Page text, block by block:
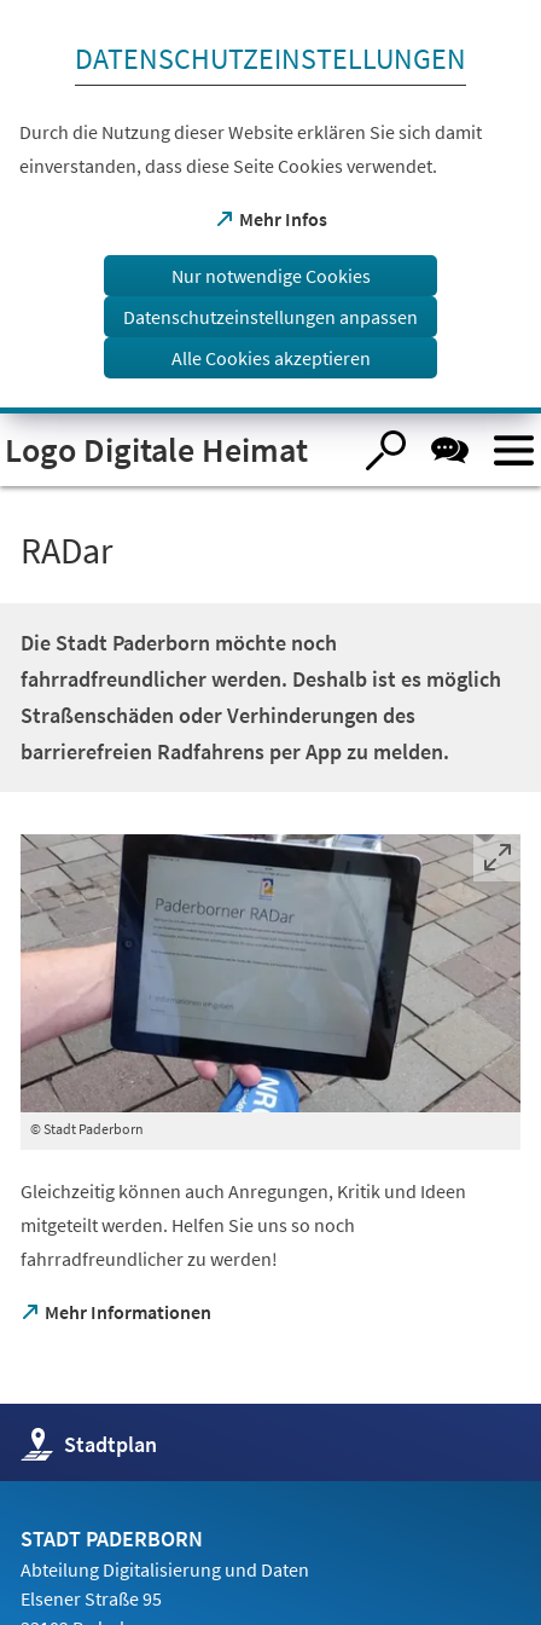
Visuelle
Assistenzsoftware
öffnen.
DATENSCHUTZEINSTELLUNGEN
Durch die Nutzung dieser Website erklären Sie sich damit
einverstanden, dass diese Seite Cookies verwendet.
Mehr Infos
(Öffnet
einem
Tab)
Nur notwendige Cookies
Datenschutzeinstellungen anpassen
Alle Cookies akzeptieren
Logo Digitale Heimat
RADar
Die Stadt Paderborn möchte noch
fahrradfreundlicher werden. Deshalb ist es möglich
Straßenschäden oder Verhinderungen des
barrierefreien Radfahrens per App zu melden.
© Stadt Paderborn
Gleichzeitig können auch Anregungen, Kritik und Ideen
mitgeteilt werden. Helfen Sie uns so noch
fahrradfreundlicher zu werden!
Mehr Informationen
(Öffnet
Tab)
Stadtplan
(Öffnet
in
einem
Tab)
STADT PADERBORN
Abteilung Digitalisierung und Daten
Elsener Straße 95